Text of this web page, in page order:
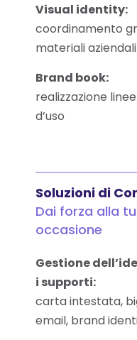
Visual identity:
coordinamento
materiali aziendali
Brand book:
realizzazione
d’uso
Soluzioni di
Dai forza alla
occasione
Gestione dell’
i supporti:
carta intestata,
email, brand